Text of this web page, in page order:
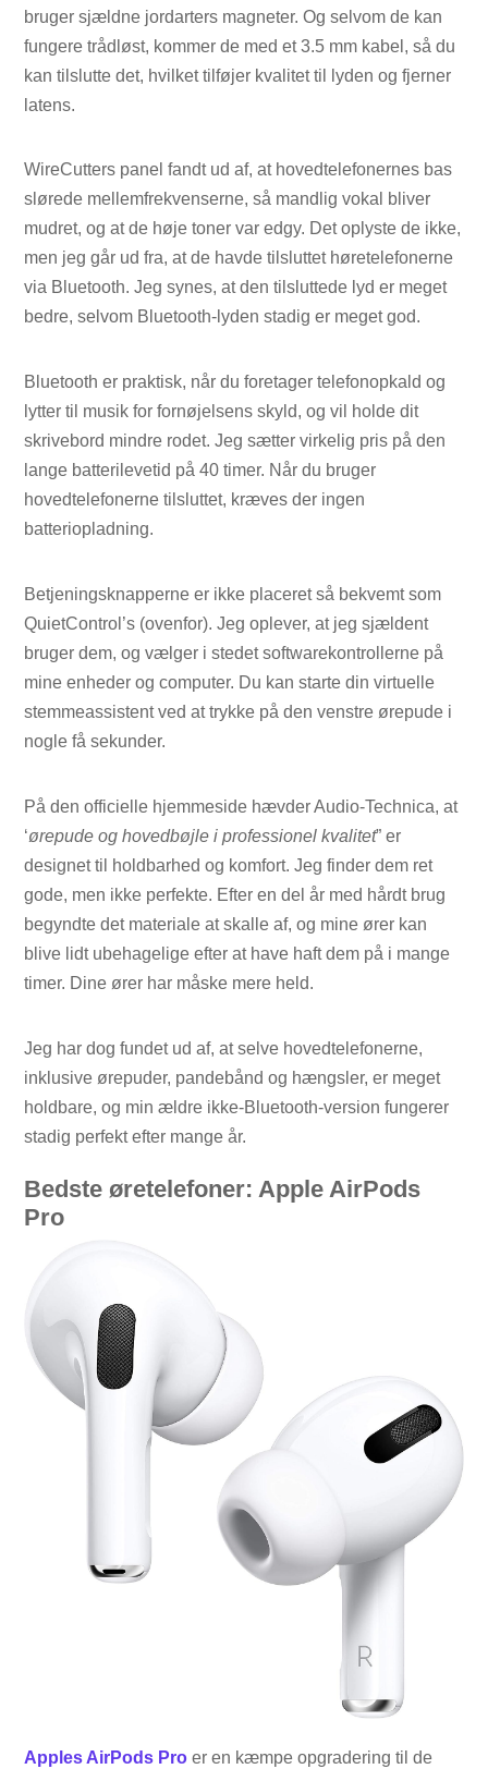
bruger sjældne jordarters magneter. Og selvom de kan
fungere trådløst, kommer de med et 3.5 mm kabel, så du
kan tilslutte det, hvilket tilføjer kvalitet til lyden og fjerner
latens.
WireCutters panel fandt ud af, at hovedtelefonernes bas
slørede mellemfrekvenserne, så mandlig vokal bliver
mudret, og at de høje toner var edgy. Det oplyste de ikke,
men jeg går ud fra, at de havde tilsluttet høretelefonerne
via Bluetooth. Jeg synes, at den tilsluttede lyd er meget
bedre, selvom Bluetooth-lyden stadig er meget god.
Bluetooth er praktisk, når du foretager telefonopkald og
lytter til musik for fornøjelsens skyld, og vil holde dit
skrivebord mindre rodet. Jeg sætter virkelig pris på den
lange batterilevetid på 40 timer. Når du bruger
hovedtelefonerne tilsluttet, kræves der ingen
batteriopladning.
Betjeningsknapperne er ikke placeret så bekvemt som
QuietControl’s (ovenfor). Jeg oplever, at jeg sjældent
bruger dem, og vælger i stedet softwarekontrollerne på
mine enheder og computer. Du kan starte din virtuelle
stemmeassistent ved at trykke på den venstre ørepude i
nogle få sekunder.
På den officielle hjemmeside hævder Audio-Technica, at
‘ørepude og hovedbøjle i professionel kvalitet” er
designet til holdbarhed og komfort. Jeg finder dem ret
gode, men ikke perfekte. Efter en del år med hårdt brug
begyndte det materiale at skalle af, og mine ører kan
blive lidt ubehagelige efter at have haft dem på i mange
timer. Dine ører har måske mere held.
Jeg har dog fundet ud af, at selve hovedtelefonerne,
inklusive ørepuder, pandebånd og hængsler, er meget
holdbare, og min ældre ikke-Bluetooth-version fungerer
stadig perfekt efter mange år.
Bedste øretelefoner: Apple AirPods
Pro
Apples AirPods Pro er en kæmpe opgradering til de